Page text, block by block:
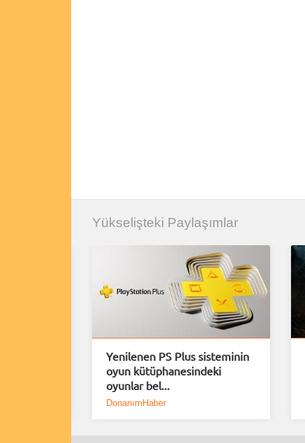
Yükselişteki Paylaşımlar
Yenilenen PS Plus sisteminin
oyun kütüphanesindeki
oyunlar bel...
DonanımHaber